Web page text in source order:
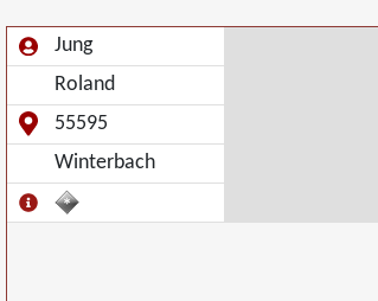
Jung
Roland
55595
Winterbach